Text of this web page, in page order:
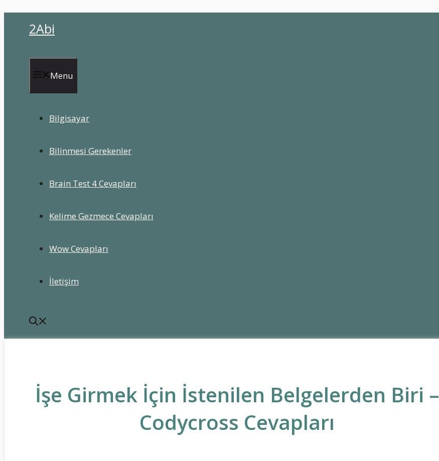
2Abi
Menu
Bilgisayar
Bilinmesi Gerekenler
Brain Test 4 Cevapları
Kelime Gezmece Cevapları
Wow Cevapları
İletişim
İşe Girmek İçin İstenilen Belgelerden Biri –
Codycross Cevapları